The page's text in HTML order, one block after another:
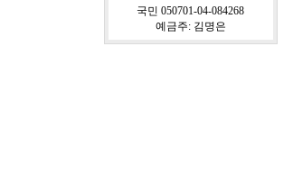
국민 050701-04-084268
예금주: 김명은